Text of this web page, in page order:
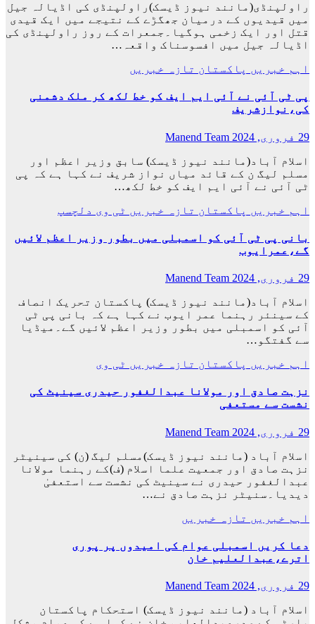
راولپنڈی(مانند نیوز ڈیسک)راولپنڈی کی اڈیالہ جیل
میں قیدیوں کے درمیان جھگڑے کے نتیجے میں ایک قیدی
قتل اور ایک زخمی ہوگیا۔جمعرات کے روز راولپنڈی کی
اڈیالہ جیل میں افسوسناک واقعہ…
اہم خبریں پاکستان تازہ خبریں
پی ٹی آئی نے آئی ایم ایف کو خط لکھ کر ملک دشمنی
کی،نوازشریف
29 فروری, 2024
Manend Team
اسلام آباد(مانند نیوز ڈیسک) سابق وزیر اعظم اور
مسلم لیگ ن کے قائد میاں نواز شریف نے کہا ہے کہ پی
ٹی آئی نے آئی ایم ایف کو خط لکھ…
اہم خبریں پاکستان تازہ خبریں ٹی وی دلچسپ
بانی پی ٹی آئی کو اسمبلی میں بطور وزیر اعظم لائیں
گے،عمرایوب
29 فروری, 2024
Manend Team
اسلام آباد(مانند نیوز ڈیسک) پاکستان تحریک انصاف
کے سینئر رہنما عمر ایوب نے کہا ہے کہ بانی پی ٹی
آئی کو اسمبلی میں بطور وزیر اعظم لائیں گے۔میڈیا
سے گفتگو…
اہم خبریں پاکستان تازہ خبریں ٹی وی
نزہت صادق اور مولانا عبدالغفور حیدری سینیٹ کی
نشست سے مستعفی
29 فروری, 2024
Manend Team
اسلام آباد (مانند نیوز ڈیسک)مسلم لیگ (ن) کی سینیٹر
نزہت صادق اور جمعیت علما اسلام (ف)کے رہنما مولانا
عبدالغفور حیدری نے سینیٹ کی نشست سے استعفیٰ
دیدیا۔سنیٹر نزہت صادق نے…
اہم خبریں تازہ خبریں
دعا کریں اسمبلی عوام کی امیدوں پر پوری
اترے،عبدالعلیم خان
29 فروری, 2024
Manend Team
اسلام آباد (مانند نیوز ڈیسک) استحکام پاکستان